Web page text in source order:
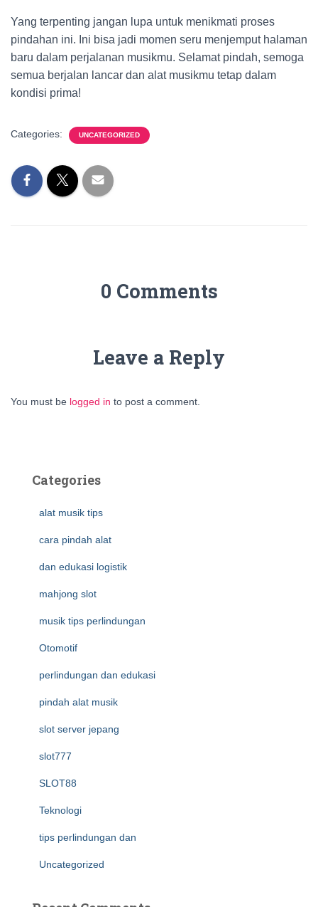
Yang terpenting jangan lupa untuk menikmati proses
pindahan ini. Ini bisa jadi momen seru menjemput halaman
baru dalam perjalanan musikmu. Selamat pindah, semoga
semua berjalan lancar dan alat musikmu tetap dalam
kondisi prima!
Categories: UNCATEGORIZED
0 Comments
Leave a Reply
You must be logged in to post a comment.
Categories
alat musik tips
cara pindah alat
dan edukasi logistik
mahjong slot
musik tips perlindungan
Otomotif
perlindungan dan edukasi
pindah alat musik
slot server jepang
slot777
SLOT88
Teknologi
tips perlindungan dan
Uncategorized